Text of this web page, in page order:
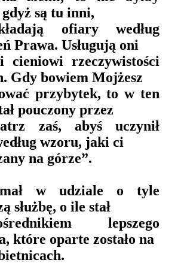
gdyż są tu inni,
ofiary według
Prawa. Usługują oni
cieniowi rzeczywistości
Gdy bowiem Mojżesz
przybytek, to w ten
pouczony przez
zaś, abyś uczynił
wzoru, jaki ci
na górze”.
w udziale o tyle
służbę, o ile stał
lepszego
które oparte zostało na